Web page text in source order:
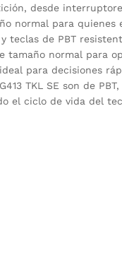
desde
normal para
de PBT
normal para
para decisiones
TKL SE son de
el ciclo de vida del